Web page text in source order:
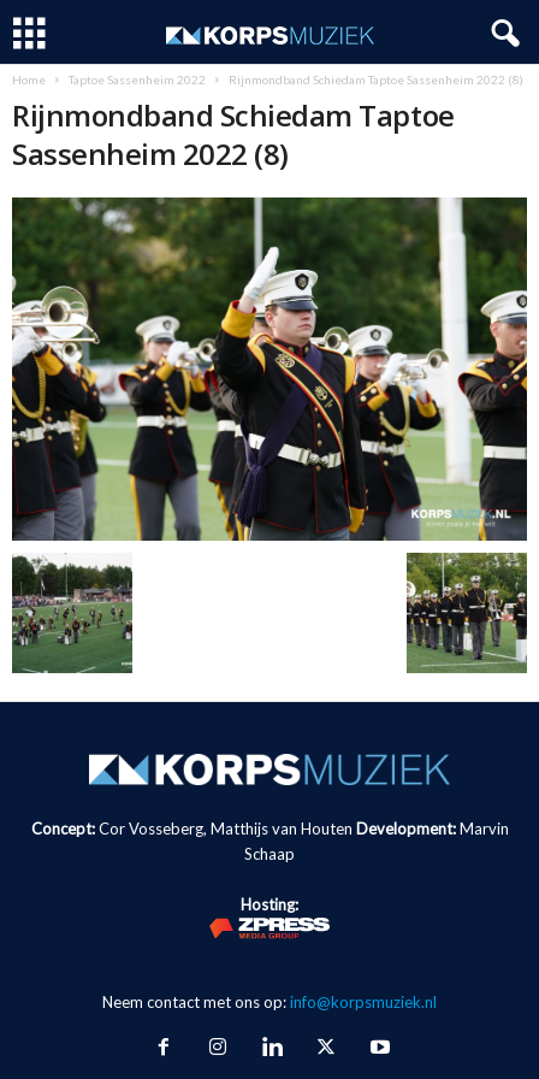
Home Taptoe Sassenheim 2022 Rijnmondband Schiedam Taptoe Sassenheim 2022 (8)
Rijnmondband Schiedam Taptoe
Sassenheim 2022 (8)
Concept:Cor Vosseberg, Matthijs van Houten Development: Marvin
Schaap
Hosting:
Neem contact met ons op:info@korpsmuziek.nl